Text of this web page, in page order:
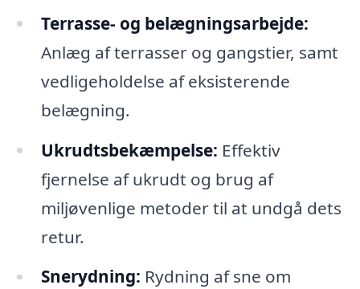
Terrasse- og belægningsarbejde:
Anlæg af terrasser og gangstier, samt
vedligeholdelse af eksisterende
belægning.
Ukrudtsbekæmpelse: Effektiv
fjernelse af ukrudt og brug af
miljøvenlige metoder til at undgå dets
retur.
Snerydning: Rydning af sne om